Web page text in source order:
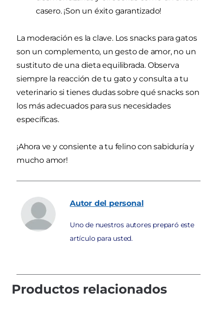
casero. ¡Son un éxito garantizado!
La moderación es la clave. Los snacks para gatos
son un complemento, un gesto de amor, no un
sustituto de una dieta equilibrada. Observa
siempre la reacción de tu gato y consulta a tu
veterinario si tienes dudas sobre qué snacks son
los más adecuados para sus necesidades
específicas.
¡Ahora ve y consiente a tu felino con sabiduría y
mucho amor!
Autor del personal
Uno de nuestros autores preparó este
artículo para usted.
Productos relacionados